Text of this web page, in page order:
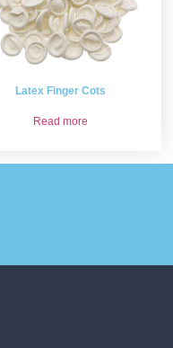
Latex Finger Cots
Read more